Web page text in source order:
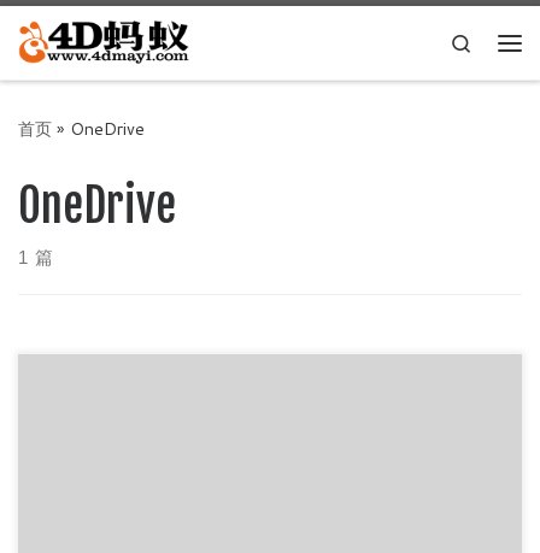
Skip to content
Search
首页» OneDrive
OneDrive
1 篇